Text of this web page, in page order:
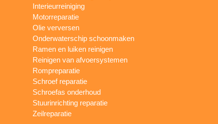
Interieurreiniging
Motorreparatie
Olie verversen
Onderwaterschip schoonmaken
Ramen en luiken reinigen
Reinigen van afvoersystemen
Rompreparatie
Schroef reparatie
Schroefas onderhoud
Stuurinrichting reparatie
Zeilreparatie